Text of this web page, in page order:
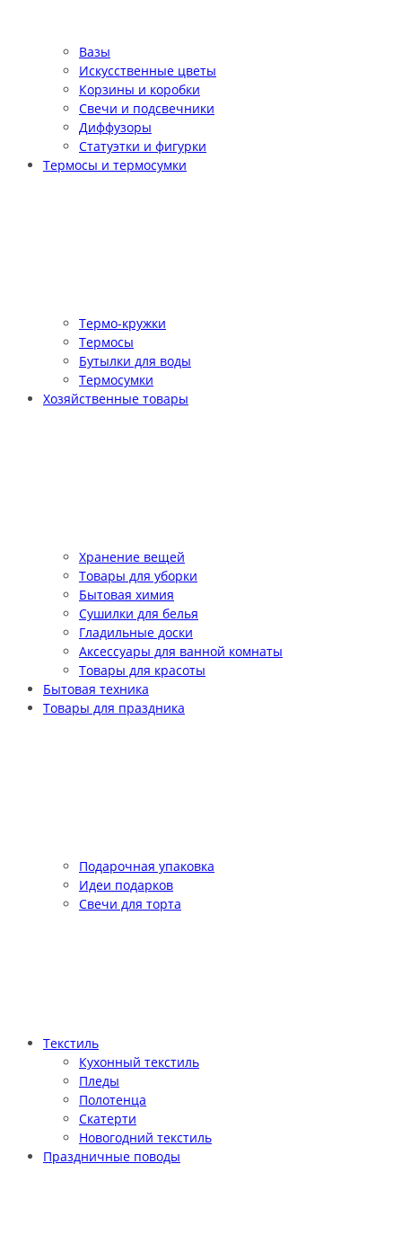
Вазы
Искусственные цветы
Корзины и коробки
Свечи и подсвечники
Диффузоры
Статуэтки и фигурки
Термосы и термосумки
Термо-кружки
Термосы
Бутылки для воды
Термосумки
Хозяйственные товары
Хранение вещей
Товары для уборки
Бытовая химия
Сушилки для белья
Гладильные доски
Аксессуары для ванной комнаты
Товары для красоты
Бытовая техника
Товары для праздника
Подарочная упаковка
Идеи подарков
Свечи для торта
Текстиль
Кухонный текстиль
Пледы
Полотенца
Скатерти
Новогодний текстиль
Праздничные поводы